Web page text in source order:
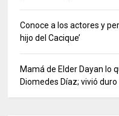
Conoce a los actores y
hijo del Cacique’
Mamá de Elder Dayan lo
Diomedes Díaz; vivió